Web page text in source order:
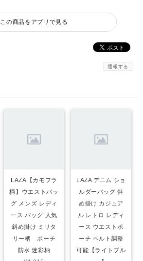
この商品をアプリで見る
通報する
LAZA【カモフラ
柄】ウエストバッ
グ メンズ レディ
ース バッグ 人気
斜め掛け ミリタ
リー柄 ポーチ
防水 迷彩柄
LAZA デニム ショ
ルダーバッグ 斜
め掛け カジュア
ル レトロ レディ
ース ウエストポ
ーチ ベルト調整
可能【ライトブル